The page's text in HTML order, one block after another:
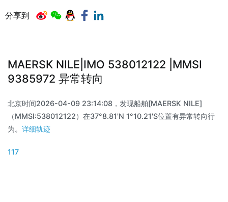
分享到
MAERSK NILE|IMO 538012122 |MMSI
9385972 异常转向
北京时间2026-04-09 23:14:08，发现船舶[MAERSK NILE]
（MMSI:538012122）在37°8.81'N 1°10.21'S位置有异常转向行
为。 详细轨迹
117